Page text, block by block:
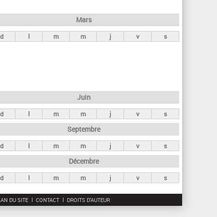
r
c
Mars
d l m m j v s
Juin
d l m m j v s
Septembre
d l m m j v s
Décembre
d l m m j v s
DU SITE CONTACT DROITS D'AUTEUR